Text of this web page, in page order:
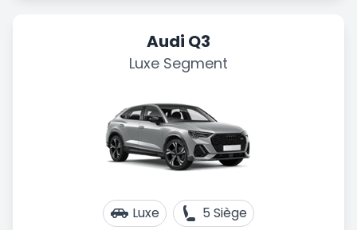
Audi Q3
Luxe Segment
Luxe 5 Siège